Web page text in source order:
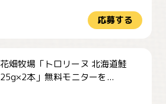
応募する
花畑牧場「トロリーヌ 北海道鮭
25g×2本」無料モニターを...